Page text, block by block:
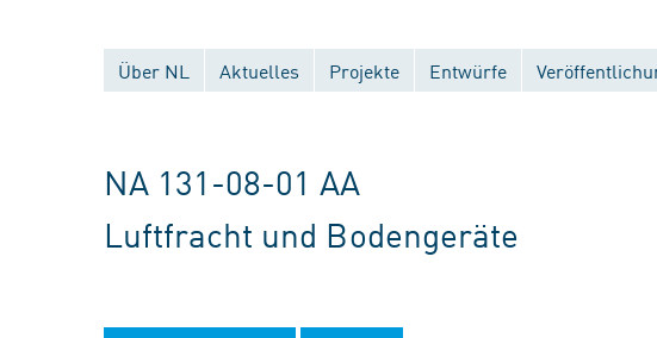
Über NL Aktuelles Projekte Entwürfe
NA 131-08-01 AA
Luftfracht und Bodengeräte